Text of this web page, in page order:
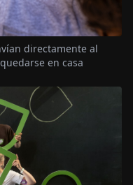
directamente al
en casa